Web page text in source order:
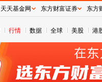
行情 数据 全球 美股 港
天天基金网 东方财富证券 东方